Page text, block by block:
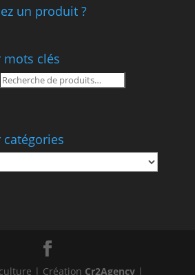
un produit ?
mots clés
catégories
| Création Cr2Agency |